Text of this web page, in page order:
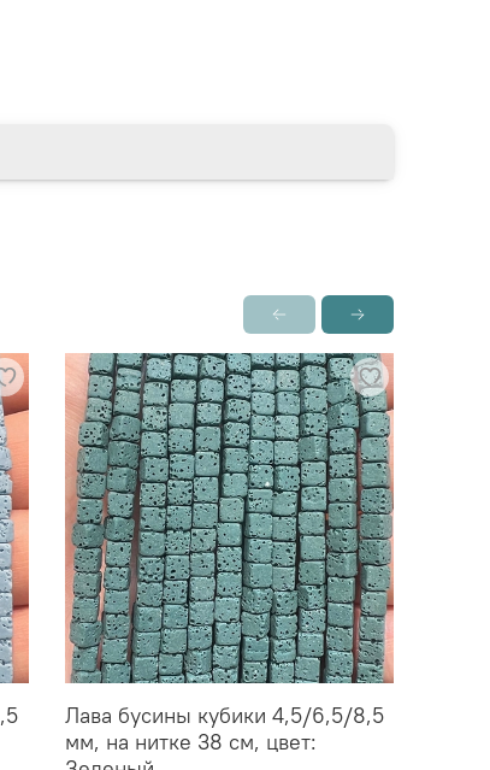
Лава бусины кубики 4,5/6,5/8,5
мм, на нитке 38 см, цвет: